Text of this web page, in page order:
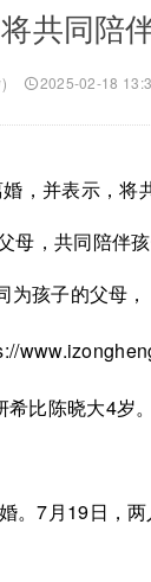
共同陪
2025-02-18
，并表示，将
母，共同陪伴
孩子的父母
比陈晓大4岁。
。7月19日，